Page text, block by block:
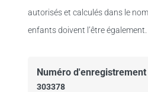
autorisés et calculés dans le
enfants doivent l’être également.
Numéro d'enregistrement
303378